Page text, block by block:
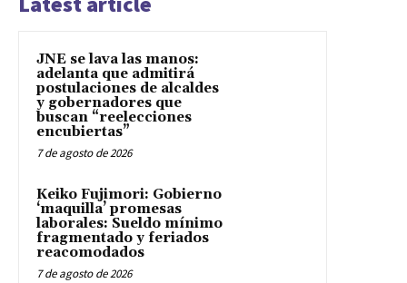
JNE se lava las manos:
adelanta que admitirá
postulaciones de alcaldes
y gobernadores que
buscan “reelecciones
encubiertas”
7 de agosto de 2026
Keiko Fujimori: Gobierno
‘maquilla’ promesas
laborales: Sueldo mínimo
fragmentado y feriados
reacomodados
7 de agosto de 2026